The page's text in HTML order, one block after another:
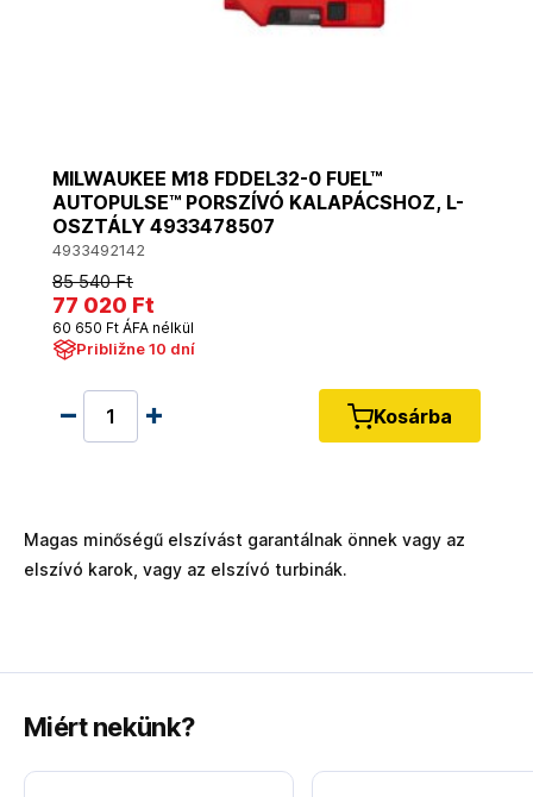
MILWAUKEE M18 FDDEL32-0 FUEL™
AUTOPULSE™ PORSZÍVÓ KALAPÁCSHOZ, L-
OSZTÁLY 4933478507
4933492142
85 540 Ft
77 020 Ft
60 650 Ft ÁFA nélkül
Približne 10 dní
Kosárba
Magas minőségű elszívást garantálnak önnek vagy az
elszívó karok, vagy az elszívó turbinák.
Miért nekünk?